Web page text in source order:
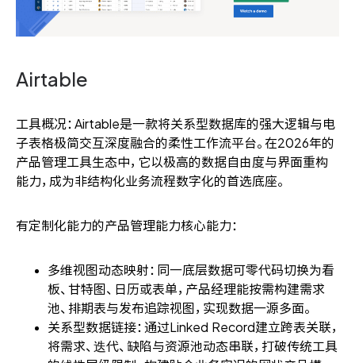
Airtable
工具概况：Airtable是一款将关系型数据库的强大逻辑与电
子表格极简交互深度融合的柔性工作流平台。在2026年的
产品管理工具生态中，它以极高的数据自由度与界面重构
能力，成为非结构化业务流程数字化的首选底座。
有定制化能力的产品管理能力核心能力：
多维视图动态映射：同一底层数据可零代码切换为看
板、甘特图、日历或表单，产品经理能按需构建需求
池、排期表与发布追踪视图，实现数据一源多面。
关系型数据链接：通过Linked Record建立跨表关联，
将需求、迭代、缺陷与资源池动态串联，打破传统工具